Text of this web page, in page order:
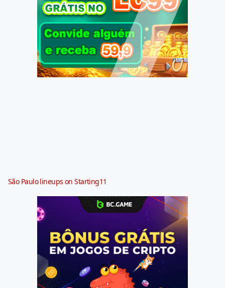
São Paulo lineups on Starting11